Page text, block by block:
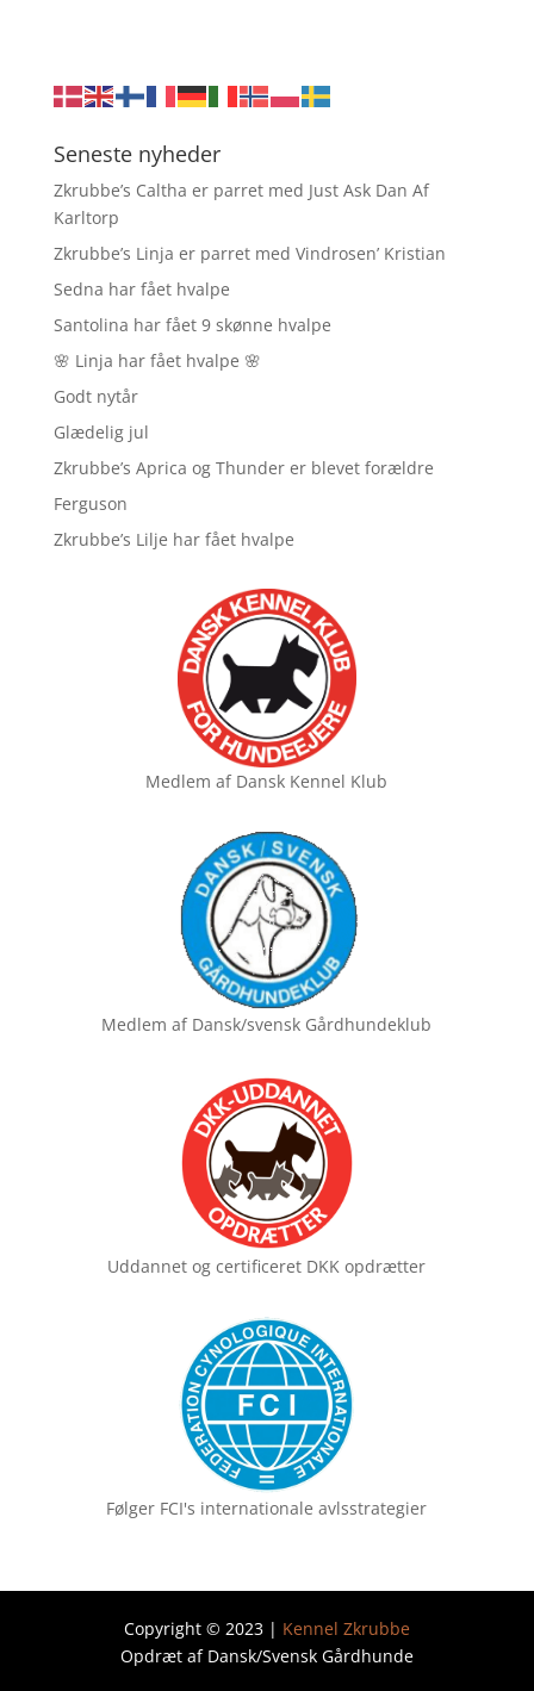
Seneste nyheder
Zkrubbe’s Caltha er parret med Just Ask Dan Af
Karltorp
Zkrubbe’s Linja er parret med Vindrosen’ Kristian
Sedna har fået hvalpe
Santolina har fået 9 skønne hvalpe
🌸 Linja har fået hvalpe 🌸
Godt nytår
Glædelig jul
Zkrubbe’s Aprica og Thunder er blevet forældre
Ferguson
Zkrubbe’s Lilje har fået hvalpe
Medlem af Dansk Kennel Klub
Medlem af Dansk/svensk Gårdhundeklub
Uddannet og certificeret DKK opdrætter
Følger FCI's internationale avlsstrategier
Copyright © 2023 | Kennel Zkrubbe
Opdræt af Dansk/Svensk Gårdhunde